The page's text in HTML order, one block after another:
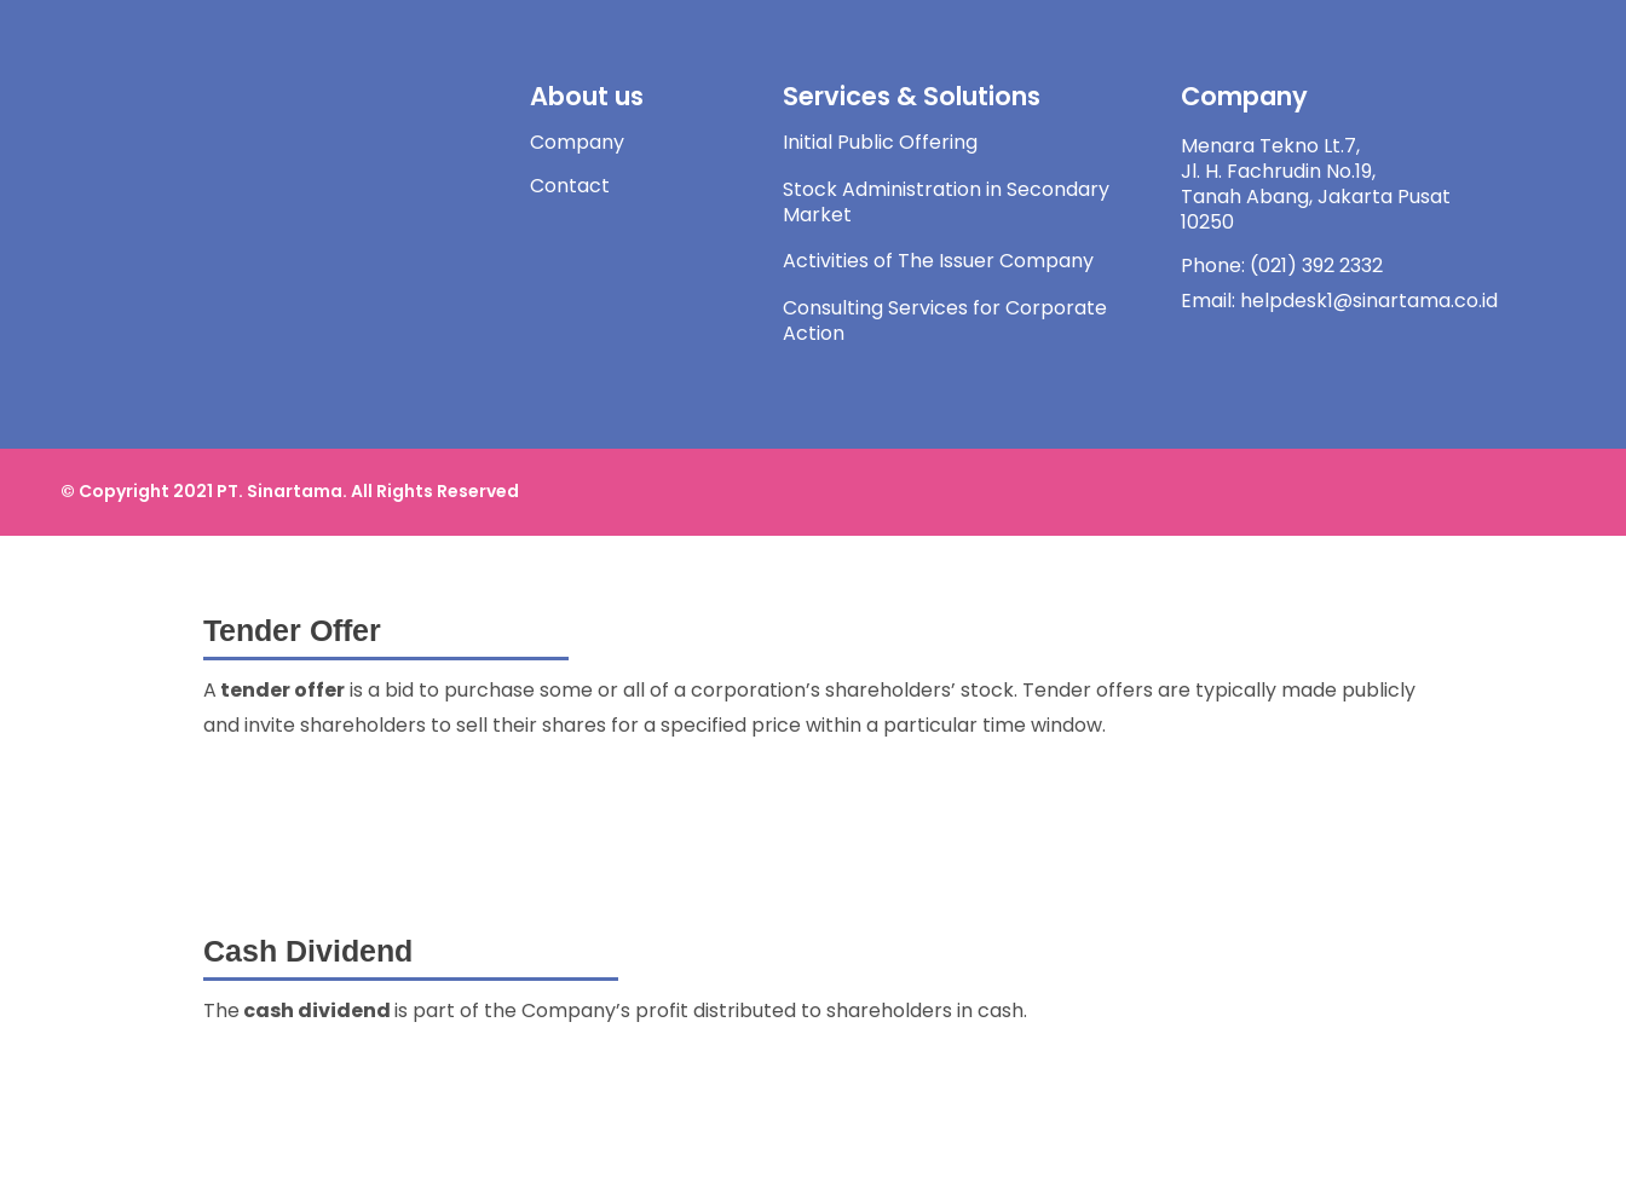
About us
Company
Contact
Services & Solutions
Initial Public Offering
Stock Administration in Secondary
Market
Activities of The Issuer Company
Consulting Services for Corporate
Action
Company
Menara Tekno Lt.7,
Jl. H. Fachrudin No.19,
Tanah Abang, Jakarta Pusat
10250
Phone: (021) 392 2332
Email: helpdesk1@sinartama.co.id
© Copyright 2021 PT. Sinartama. All Rights Reserved
Tender Offer
A tender offeris a bid to purchase some or all of a corporation’s shareholders’ stock. Tender offers are typically made publicly
and invite shareholders to sell their shares for a specified price within a particular time window.
Cash Dividend
The cash dividendis part of the Company’s profit distributed to shareholders in cash.